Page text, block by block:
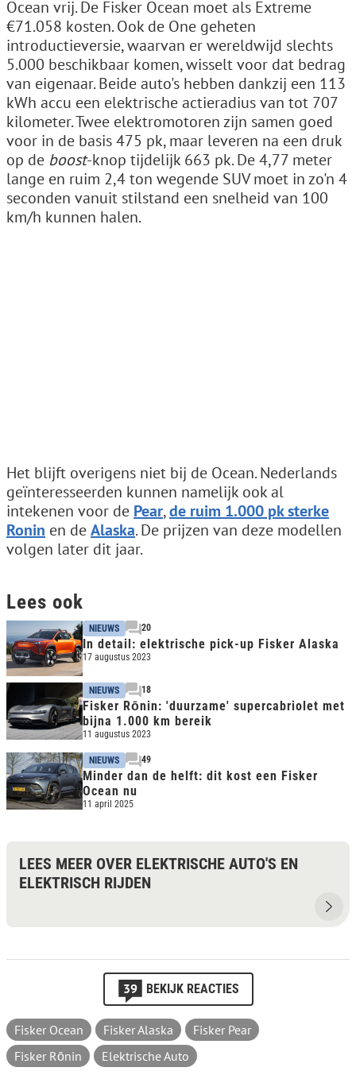
Ocean vrij. De Fisker Ocean moet als Extreme
€71.058 kosten. Ook de One geheten
introductieversie, waarvan er wereldwijd slechts
5.000 beschikbaar komen, wisselt voor dat bedrag
van eigenaar. Beide auto's hebben dankzij een 113
kWh accu een elektrische actieradius van tot 707
kilometer. Twee elektromotoren zijn samen goed
voor in de basis 475 pk, maar leveren na een druk
op de boost-knop tijdelijk 663 pk. De 4,77 meter
lange en ruim 2,4 ton wegende SUV moet in zo'n 4
seconden vanuit stilstand een snelheid van 100
km/h kunnen halen.
Het blijft overigens niet bij de Ocean. Nederlands
geïnteresseerden kunnen namelijk ook al
intekenen voor de Pear,de ruim 1.000 pk sterke
Ronin en deAlaska. De prijzen van deze modellen
volgen later dit jaar.
Lees ook
NIEUWS 20
In detail: elektrische pick-up Fisker Alaska
17 augustus 2023
NIEUWS 18
Fisker Rōnin: 'duurzame' supercabriolet met
bijna 1.000 km bereik
11 augustus 2023
NIEUWS 49
Minder dan de helft: dit kost een Fisker
Ocean nu
11 april 2025
LEES MEER OVER ELEKTRISCHE AUTO'S EN
ELEKTRISCH RIJDEN
39 BEKIJK REACTIES
Fisker Ocean Fisker Alaska
Fisker Pear
Fisker Rōnin
Elektrische Auto